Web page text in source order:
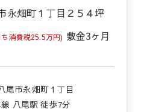
永畑町１丁目２５４坪
消費税25.5万円) 敷金3ヶ月
尾市永畑町１丁目
八尾駅 徒歩7分